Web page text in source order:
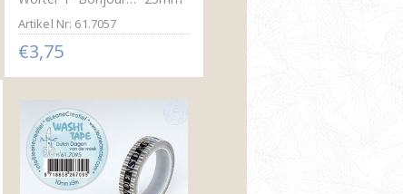
x5m.
Artikel Nr: 61.7057
€3,75